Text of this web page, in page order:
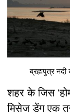
ब्रह्मपुत्र नदी
शहर के जिस
मिसेज डेंग एक